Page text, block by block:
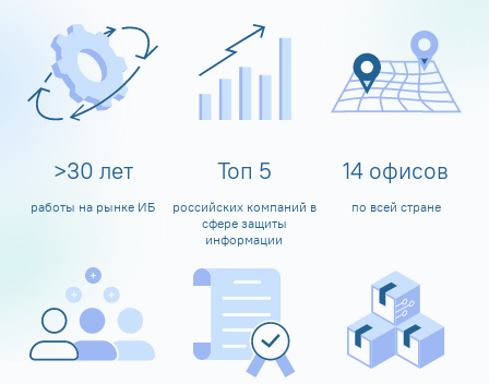
>30 лет
работы на рынке ИБ
Топ 5
российских компаний в
сфере защиты
информации
14 офисов
по всей стране